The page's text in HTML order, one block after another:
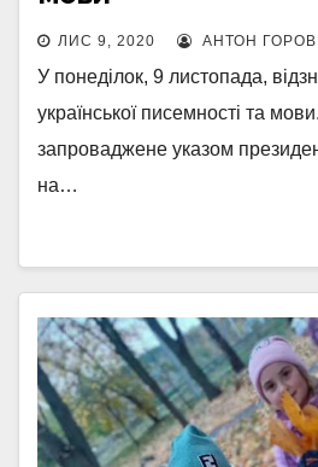
ЛИС 9, 2020 АНТОН
У понеділок, 9 листопада,
української писемності та
запроваджене указом
на…